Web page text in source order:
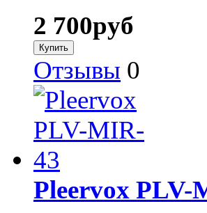
2 700руб
Отзывы 0
Pleervox PLV-